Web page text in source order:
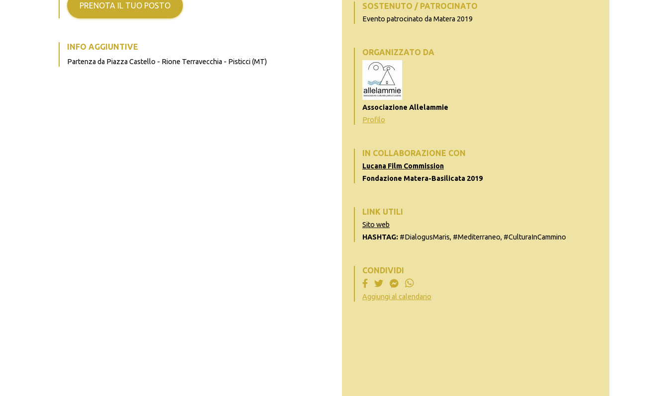
PRENOTA IL TUO POSTO
INFO AGGIUNTIVE
Partenza da Piazza Castello - Rione Terravecchia - Pisticci (MT)
SOSTENUTO / PATROCINATO
Evento patrocinato da Matera 2019
ORGANIZZATO DA
Associazione Allelammie
Profilo
IN COLLABORAZIONE CON
Lucana Film Commission
Fondazione Matera-Basilicata 2019
LINK UTILI
Sito web
HASHTAG: #DialogusMaris, #Mediterraneo, #CulturaInCammino
CONDIVIDI
Aggiungi al calendario